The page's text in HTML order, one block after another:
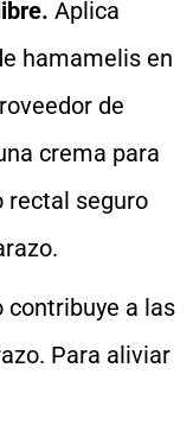
Aplica
hamamelis en
de
crema para
rectal seguro
contribuye a las
Para aliviar